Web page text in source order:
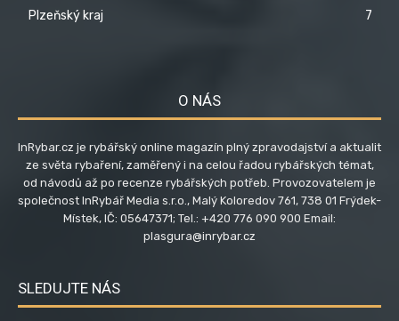
Plzeňský kraj
7
O NÁS
InRybar.cz je rybářský online magazín plný zpravodajství a aktualit
ze světa rybaření, zaměřený i na celou řadou rybářských témat,
od návodů až po recenze rybářských potřeb. Provozovatelem je
společnost InRybář Media s.r.o., Malý Koloredov 761, 738 01 Frýdek-
Místek, IČ: 05647371; Tel.: +420 776 090 900 Email:
plasgura@inrybar.cz
SLEDUJTE NÁS